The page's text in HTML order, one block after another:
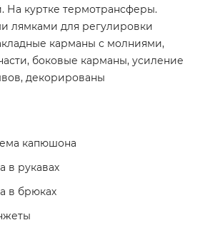
На куртке термотрансферы.
лямками для регулировки
карманы с молниями,
боковые карманы, усиление
декорированы
капюшона
в рукавах
в брюках